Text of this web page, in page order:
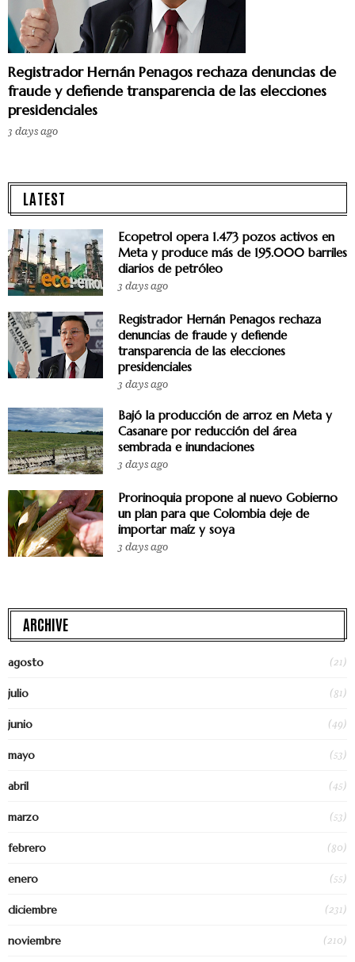
Registrador Hernán Penagos rechaza denuncias de
fraude y defiende transparencia de las elecciones
presidenciales
3 days ago
LATEST
Ecopetrol opera 1.473 pozos activos en
Meta y produce más de 195.000 barriles
diarios de petróleo
3 days ago
Registrador Hernán Penagos rechaza
denuncias de fraude y defiende
transparencia de las elecciones
presidenciales
3 days ago
Bajó la producción de arroz en Meta y
Casanare por reducción del área
sembrada e inundaciones
3 days ago
Prorinoquia propone al nuevo Gobierno
un plan para que Colombia deje de
importar maíz y soya
3 days ago
ARCHIVE
agosto (21)
julio (81)
junio (49)
mayo (53)
abril (45)
marzo (53)
febrero (80)
enero (55)
diciembre (231)
noviembre (210)